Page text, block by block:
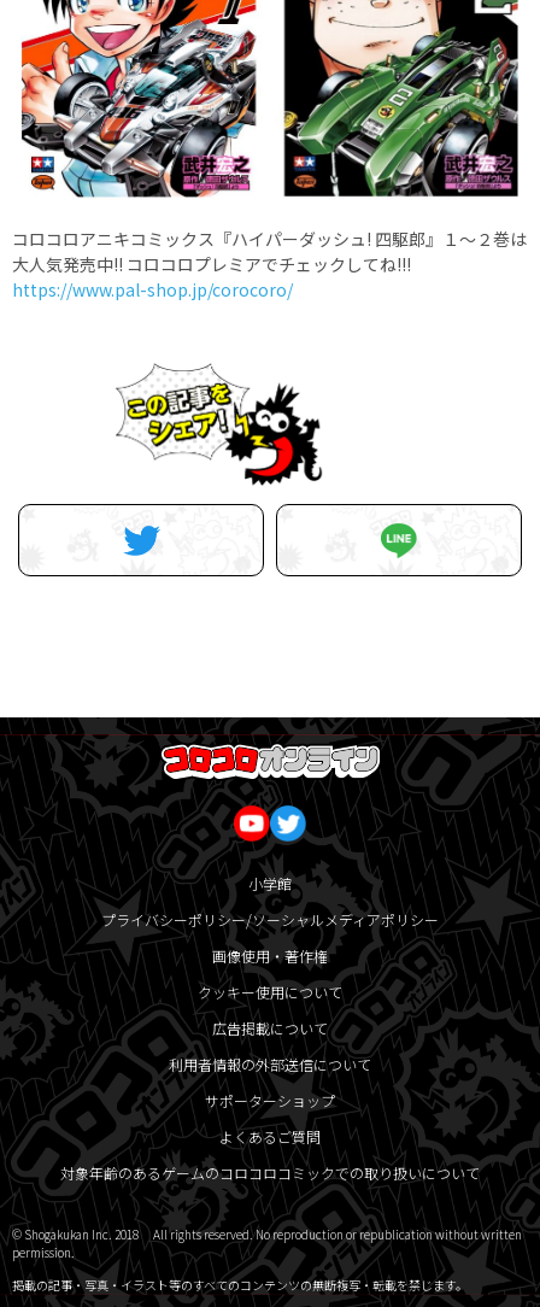
コロコロアニキコミックス『ハイパーダッシュ! 四駆郎』１～２巻は
大人気発売中!! コロコロプレミアでチェックしてね!!!
https://www.pal-shop.jp/corocoro/
小学館
プライバシーポリシー/ソーシャルメディアポリシー
画像使用・著作権
クッキー使用について
広告掲載について
利用者情報の外部送信について
サポーターショップ
よくあるご質問
対象年齢のあるゲームのコロコロコミックでの取り扱いについて
© Shogakukan Inc. 2018 All rights reserved. No reproduction or republication without written
permission.
掲載の記事・写真・イラスト等のすべてのコンテンツの無断複写・転載を禁じます。